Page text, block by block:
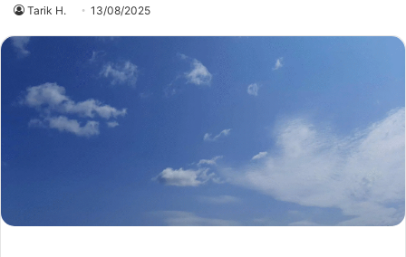
Tarik H. 13/08/2025